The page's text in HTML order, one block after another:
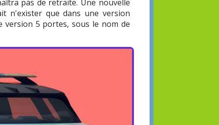
pas de retraite. Une nouvelle
n'exister que dans une version
5 portes, sous le nom de